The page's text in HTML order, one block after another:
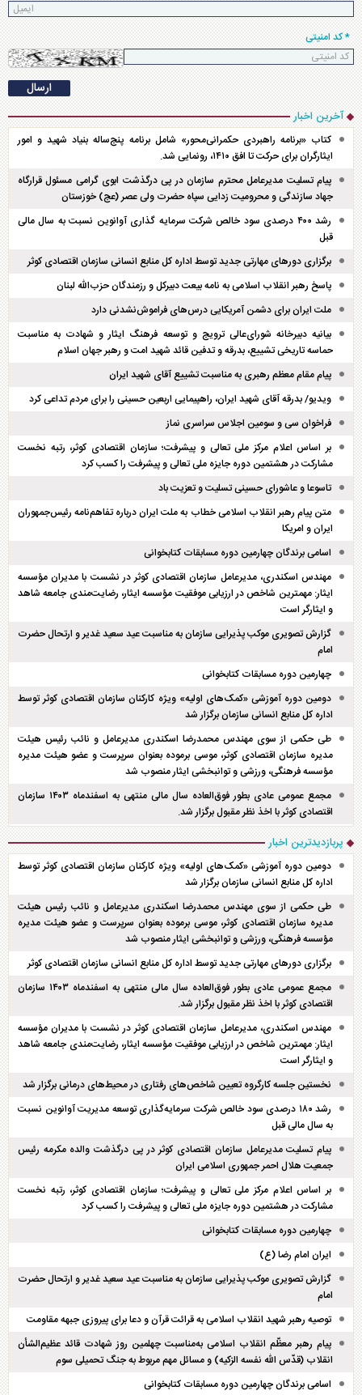
* کد امنیتی
آخرین اخبار
کتاب «برنامه راهبردی حکمرانی‌محور» شامل برنامه پنج‌ساله بنیاد شهید و امور
ایثارگران برای حرکت تا افق ۱۴۱۰، رونمایی شد.
پیام تسلیت مدیرعامل محترم سازمان در پی درگذشت ابوی گرامی مسئول قرارگاه
جهاد سازندگی و محرومیت زدایی سپاه حضرت ولی عصر (عج) خوزستان
رشد ۴۰۰ درصدی سود خالص شرکت سرمایه گذاری آوانوین نسبت به سال مالی
قبل
برگزاری دور‌های مهارتی جدید توسط اداره کل منابع انسانی سازمان اقتصادی کوثر
پاسخ رهبر انقلاب اسلامی به نامه بیعت دبیرکل و رزمندگان حزب‌الله لبنان
ملت ایران برای دشمن آمریکایی درس‌های فراموش‌نشدنی دارد
بیانیه دبیرخانه شورای‌عالی ترویج و توسعه فرهنگ ایثار و شهادت به مناسبت
حماسه تاریخی تشییع، بدرقه و تدفین قائد شهید امت و رهبر جهان اسلام
پیام مقام معظم رهبری به مناسبت تشییع آقای شهید ایران
ویدیو/ بدرقه آقای شهید ایران، راهپیمایی اربعین حسینی را برای مردم تداعی کرد
فراخوان سی و سومین اجلاس سراسری نماز
بر اساس اعلام مرکز ملی تعالی و پیشرفت؛ سازمان اقتصادی کوثر، رتبه نخست
مشارکت در هشتمین دوره جایزه ملی تعالی و پیشرفت را کسب کرد
تاسوعا و عاشورای حسینی تسلیت و تعزیت باد
متن پیام رهبر انقلاب اسلامی خطاب به ملت ایران درباره تفاهم‌نامه رئیس‌جمهوران
ایران و امریکا
اسامی برندگان چهارمین دوره مسابقات کتابخوانی
مهندس اسکندری، مدیرعامل سازمان اقتصادی کوثر در نشست با مدیران مؤسسه
ایثار: مهمترین شاخص در ارزیابی موفقیت مؤسسه ایثار، رضایت‌مندی جامعه شاهد
و ایثارگر است
گزارش تصویری موکب پذیرایی سازمان به مناسبت عید سعید غدیر و ارتحال حضرت
امام
چهارمین دوره مسابقات کتابخوانی
دومین دوره آموزشی «کمک‌های اولیه» ویژه کارکنان سازمان اقتصادی کوثر توسط
اداره کل منابع انسانی سازمان برگزار شد
طی حکمی از سوی مهندس محمدرضا اسکندری مدیرعامل و نائب رئیس هیئت
مدیره سازمان اقتصادی کوثر، موسی برموده بعنوان سرپرست و عضو هیئت مدیره
مؤسسه فرهنگی، ورزشی و توانبخشی ایثار منصوب شد
مجمع عمومی عادی بطور فوق‌العاده سال مالی منتهی به اسفند‌ماه ۱۴۰۳ سازمان
اقتصادی کوثر با اخذ نظر مقبول برگزار شد.
پربازدیدترین اخبار
دومین دوره آموزشی «کمک‌های اولیه» ویژه کارکنان سازمان اقتصادی کوثر توسط
اداره کل منابع انسانی سازمان برگزار شد
طی حکمی از سوی مهندس محمدرضا اسکندری مدیرعامل و نائب رئیس هیئت
مدیره سازمان اقتصادی کوثر، موسی برموده بعنوان سرپرست و عضو هیئت مدیره
مؤسسه فرهنگی، ورزشی و توانبخشی ایثار منصوب شد
برگزاری دور‌های مهارتی جدید توسط اداره کل منابع انسانی سازمان اقتصادی کوثر
مجمع عمومی عادی بطور فوق‌العاده سال مالی منتهی به اسفند‌ماه ۱۴۰۳ سازمان
اقتصادی کوثر با اخذ نظر مقبول برگزار شد.
مهندس اسکندری، مدیرعامل سازمان اقتصادی کوثر در نشست با مدیران مؤسسه
ایثار: مهمترین شاخص در ارزیابی موفقیت مؤسسه ایثار، رضایت‌مندی جامعه شاهد
و ایثارگر است
نخستین جلسه کارگروه تعیین شاخص‌های رفتاری در محیط‌های درمانی برگزار شد
رشد ۱۸۰ درصدی سود خالص شرکت سرمایه‌گذاری توسعه مدیریت آوانوین نسبت
به سال مالی قبل
پیام تسلیت مدیرعامل سازمان اقتصادی کوثر در پی درگذشت والده مکرمه رئیس
جمعیت هلال احمر جمهوری اسلامی ایران
بر اساس اعلام مرکز ملی تعالی و پیشرفت؛ سازمان اقتصادی کوثر، رتبه نخست
مشارکت در هشتمین دوره جایزه ملی تعالی و پیشرفت را کسب کرد
چهارمین دوره مسابقات کتابخوانی
ایران امام رضا (ع)
گزارش تصویری موکب پذیرایی سازمان به مناسبت عید سعید غدیر و ارتحال حضرت
امام
توصیه رهبر شهید انقلاب اسلامی به قرائت قرآن و دعا برای پیروزی جبهه مقاومت
پیام رهبر معظّم انقلاب اسلامی به‌مناسبت چهلمین روز شهادت قائد عظیم‌الشأن
انقلاب (قدّس الله نفسه الزکیه) و مسائل مهم مربوط به جنگ تحمیلی سوم
اسامی برندگان چهارمین دوره مسابقات کتابخوانی